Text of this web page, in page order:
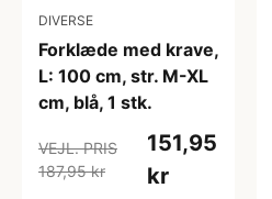
DIVERSE
Forklæde med krave,
L: 100 cm, str. M-XL
cm, blå, 1 stk.
VEJL. PRIS
187,95 kr
151,95
kr